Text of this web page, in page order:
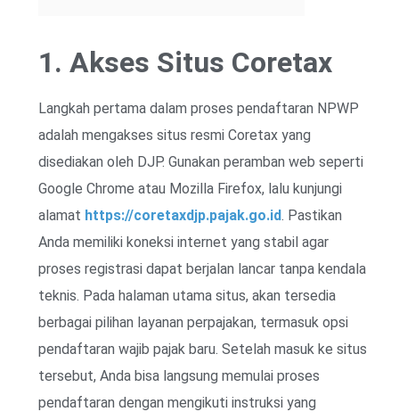
1. Akses Situs Coretax
Langkah pertama dalam proses pendaftaran NPWP
adalah mengakses situs resmi Coretax yang
disediakan oleh DJP. Gunakan peramban web seperti
Google Chrome atau Mozilla Firefox, lalu kunjungi
alamat https://coretaxdjp.pajak.go.id. Pastikan
Anda memiliki koneksi internet yang stabil agar
proses registrasi dapat berjalan lancar tanpa kendala
teknis. Pada halaman utama situs, akan tersedia
berbagai pilihan layanan perpajakan, termasuk opsi
pendaftaran wajib pajak baru. Setelah masuk ke situs
tersebut, Anda bisa langsung memulai proses
pendaftaran dengan mengikuti instruksi yang